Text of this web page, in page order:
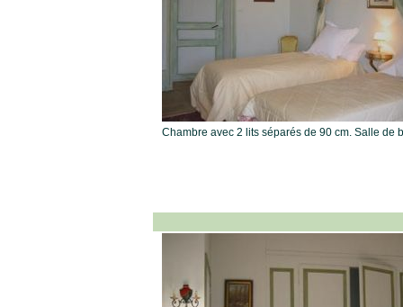
Chambre avec 2 lits séparés de 90 cm. Salle de